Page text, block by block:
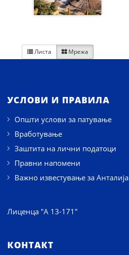
Листа Мрежа
УСЛОВИ И ПРАВИЛА
Општи услови за патување
Вработување
Заштита на лични податоци
Правни напомени
Важно известување за Анталија
Лиценца "А 13-171"
КОНТАКТ